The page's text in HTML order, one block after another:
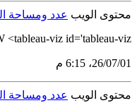
محتوى الويب عدد ومساحة
viz id='tableau-viz'...
01‏/07‏/26، 6:15 م
محتوى الويب عدد ومساحة